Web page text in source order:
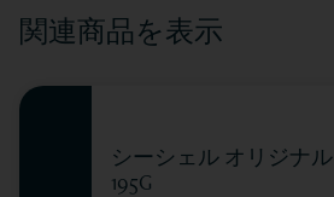
関連商品を表示
シーシェル オリジナル
195G